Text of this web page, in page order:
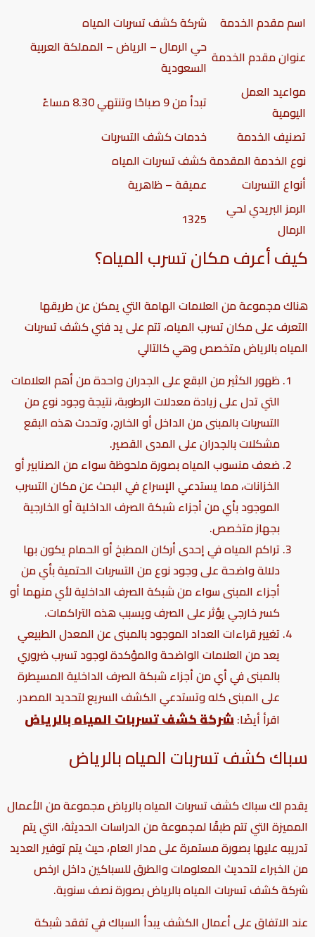
اسم مقدم الخدمة
شركة كشف تسربات المياه
عنوان مقدم الخدمة حي الرمال – الرياض – المملكة العربية
السعودية
مواعيد العمل
اليومية
تبدأ من 9 صباحًا وتنتهي 8.30 مساءً
تصنيف الخدمة
خدمات كشف التسربات
نوع الخدمة المقدمةكشف تسربات المياه
أنواع التسربات
عميقة – ظاهرية
الرمز البريدي لحي
الرمال
1325
كيف أعرف مكان تسرب المياه؟
هناك مجموعة من العلامات الهامة التي يمكن عن طريقها
التعرف على مكان تسرب المياه، تتم على يدفني كشف تسربات
المياه بالرياضمتخصص وهي كالتالي
ظهور الكثير من البقع على الجدران واحدة من أهم العلامات
التي تدل على زيادة معدلات الرطوبة، نتيجة وجود نوع من
التسربات بالمبنى من الداخل أو الخارج، وتحدث هذه البقع
مشكلات بالجدران على المدى القصير.
ضعف منسوب المياه بصورة ملحوظة سواء من الصنابير أو
الخزانات، مما يستدعي الإسراع في البحث عن مكان التسرب
الموجود بأي من أجزاء شبكة الصرف الداخلية أو الخارجية
بجهاز متخصص.
تراكم المياه في إحدى أركان المطبخ أو الحمام يكون بها
دلالة واضحة على وجود نوع من التسربات الحتمية بأي من
أجزاء المبنى سواء من شبكة الصرف الداخلية لأي منهما أو
كسر خارجي يؤثر على الصرف ويسبب هذه التراكمات.
تغيير قراءات العداد الموجود بالمبنى عن المعدل الطبيعي
يعد من العلامات الواضحة والمؤكدة لوجود تسرب ضروري
بالمبنى في أي من أجزاء شبكة الصرف الداخلية المسيطرة
على المبنى كله وتستدعي الكشف السريع لتحديد المصدر.
اقرأ أيضًا:شركة كشف تسربات المياه بالرياض
سباك كشف تسربات المياه بالرياض
يقدم لك سباك كشف تسربات المياه بالرياض مجموعة من الأعمال
المميزة التي تتم طبقًا لمجموعة من الدراسات الحديثة، التي يتم
تدريبه عليها بصورة مستمرة على مدار العام، حيث يتم توفير العديد
من الخبراء لتحديث المعلومات والطرق للسباكين داخلارخص
شركة كشفتسربات المياه بالرياضبصورة نصف سنوية.
عند الاتفاق على أعمال الكشف يبدأ السباك في تفقد شبكة